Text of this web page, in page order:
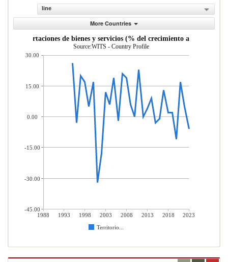
line
More Countries
Exportaciones de bienes y servicios (% del crecimiento anual)
Source:WITS - Country Profile
1988 1993 1998 2003 2008 2013 2018
2023
Territorio...
30.00
15.00
0.00
-15.00
-30.00
-45.00